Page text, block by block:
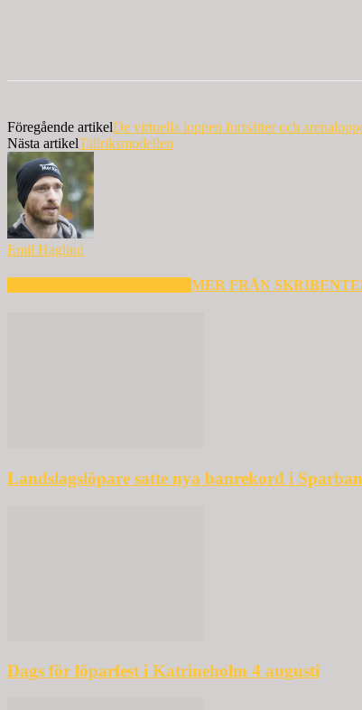
Föregående artikelDe virtuella loppen fortsätter och
Nästa artikelTallriksmodellen
Emil Haglind
MER FRÅN
Landslagslöpare satte nya banrekord i
Dags för löparfest i Katrineholm 4 augusti